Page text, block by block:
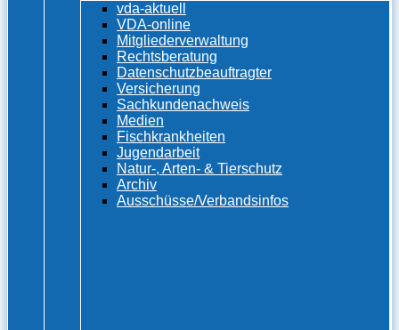
vda-aktuell
VDA-online
Mitgliederverwaltung
Rechtsberatung
Datenschutzbeauftragter
Versicherung
Sachkundenachweis
Medien
Fischkrankheiten
Jugendarbeit
Natur-, Arten- & Tierschutz
Archiv
Ausschüsse/Verbandsinfos